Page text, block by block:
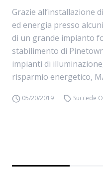
Grazie all’installazione
ed energia presso
di un grande impianto
stabilimento di
impianti di
risparmio energetico,
05/20/2019 Succede